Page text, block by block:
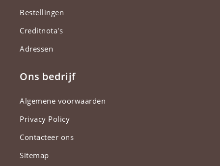
Bestellingen
Creditnota's
Adressen
Ons bedrijf
Algemene voorwaarden
Privacy Policy
Contacteer ons
Sitemap